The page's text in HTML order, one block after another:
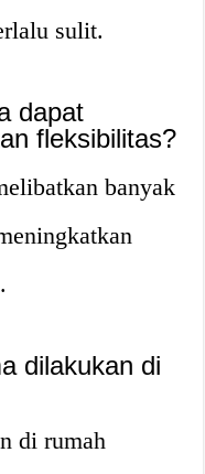
sulit.
dapat
fleksibilitas?
banyak
dilakukan di
di rumah